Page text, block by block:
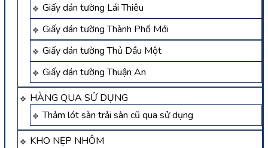
Giấy dán tường Lái Thiêu
Giấy dán tường Thành Phố Mới
Giấy dán tường Thủ Dầu Một
Giấy dán tường Thuận An
HÀNG QUA SỬ DỤNG
Thảm lót sàn trải sàn cũ qua sử dụng
KHO NẸP NHÔM